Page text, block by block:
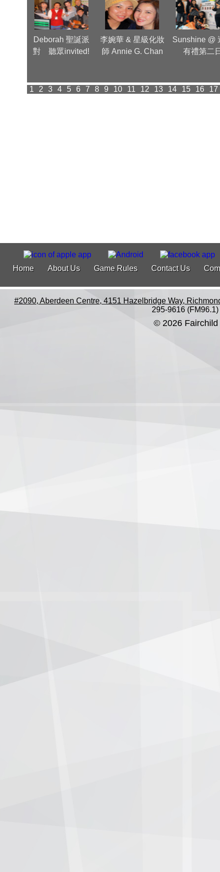
Deborah 聖誕派
對 聽眾invited!
李婉華 & 星級化妝
師 Annie G. Chan
Sunshine @
有禮第二
1 2 3 4 5 6 7 8 9 10 11 12 13 14 15 16 17
Home About Us Game Rules Contact Us
#2090, Aberdeen Centre, 4151 Hazelbridge Way,
295-9616 (FM96.1)
© 2026 Fairchild